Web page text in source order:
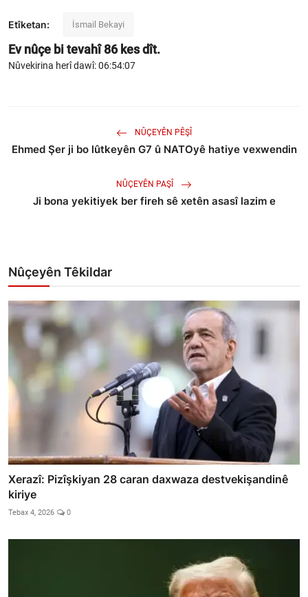
Etîketan: İsmail Bekayi
Ev nûçe bi tevahî86kes dît.
Nûvekirina herî dawî: 06:54:07
NÛÇEYÊN PÊŞÎ
Ehmed Şer ji bo lûtkeyên G7 û NATOyê hatiye vexwendin
NÛÇEYÊN PAŞÎ
Ji bona yekitiyek ber fireh sê xetên asasî lazim e
Nûçeyên Têkildar
Xerazî: Pizîşkiyan 28 caran daxwaza destvekişandinê
kiriye
Tebax 4, 2026 0